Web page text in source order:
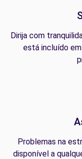
Dirija com
está incluído
Problemas na
disponível a